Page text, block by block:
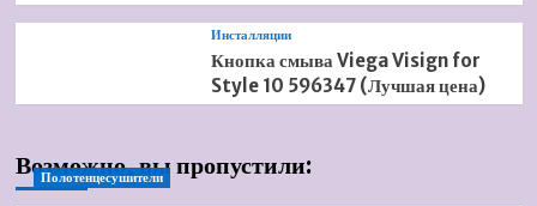
Инсталляции
Кнопка смыва Viega Visign for
Style 10 596347 (Лучшая цена)
Возможно, вы пропустили:
Полотенцесушители